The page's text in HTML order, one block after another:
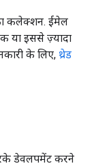
कलेक्शन. ईमेल
या इससे ज़्यादा
के लिए, थ्रेड
डेवलपमेंट करने